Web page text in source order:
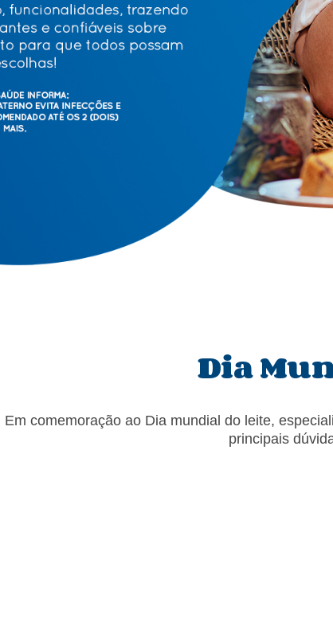
Dia
Em comemoração ao Dia mundial do leite,
principais